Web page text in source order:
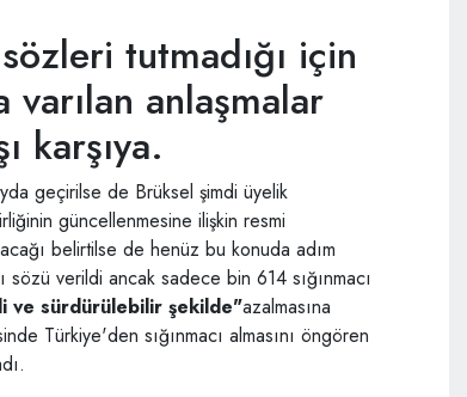
tutmadığı için
anlaşmalar
karşıya.
geçirilse de Brüksel şimdi üyelik
güncellenmesine ilişkin resmi
belirtilse de henüz bu konuda adım
sözü verildi ancak sadece bin 614 sığınmacı
ve sürdürülebilir şekilde"azalmasına
Türkiye'den sığınmacı almasını öngören